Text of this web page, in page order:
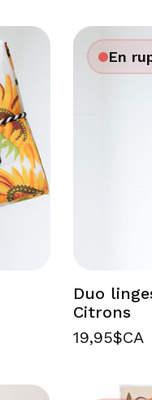
En
Duo
Citrons
19,95$CA